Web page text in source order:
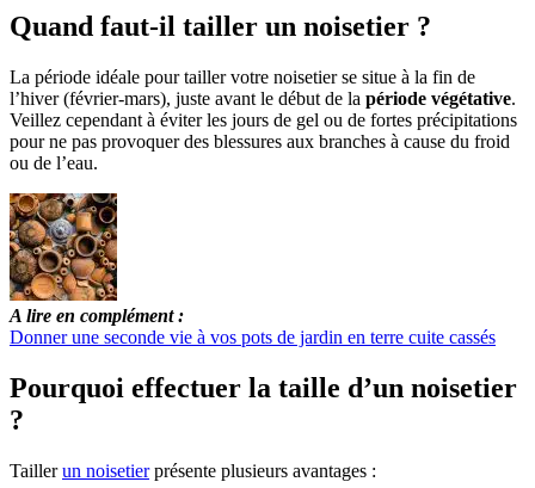
Quand faut-il tailler un noisetier ?
La période idéale pour tailler votre noisetier se situe à la fin de
l’hiver (février-mars), juste avant le début de la période végétative.
Veillez cependant à éviter les jours de gel ou de fortes précipitations
pour ne pas provoquer des blessures aux branches à cause du froid
ou de l’eau.
A lire en complément :
Donner une seconde vie à vos pots de jardin en terre cuite cassés
Pourquoi effectuer la taille d’un noisetier
?
Taillerun noisetierprésente plusieurs avantages :